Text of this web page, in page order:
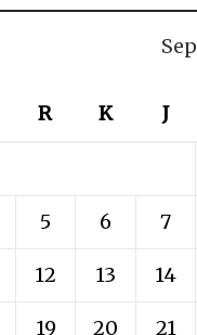
R K J
5 6 7
12 13 14
19 20 21